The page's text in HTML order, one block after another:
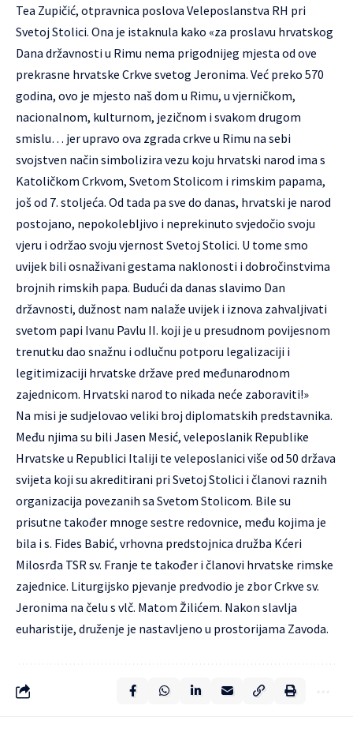
Tea Zupičić, otpravnica poslova Veleposlanstva RH pri
Svetoj Stolici. Ona je istaknula kako «za proslavu hrvatskog
Dana državnosti u Rimu nema prigodnijeg mjesta od ove
prekrasne hrvatske Crkve svetog Jeronima. Već preko 570
godina, ovo je mjesto naš dom u Rimu, u vjerničkom,
nacionalnom, kulturnom, jezičnom i svakom drugom
smislu… jer upravo ova zgrada crkve u Rimu na sebi
svojstven način simbolizira vezu koju hrvatski narod ima s
Katoličkom Crkvom, Svetom Stolicom i rimskim papama,
još od 7. stoljeća. Od tada pa sve do danas, hrvatski je narod
postojano, nepokolebljivo i neprekinuto svjedočio svoju
vjeru i održao svoju vjernost Svetoj Stolici. U tome smo
uvijek bili osnaživani gestama naklonosti i dobročinstvima
brojnih rimskih papa. Budući da danas slavimo Dan
državnosti, dužnost nam nalaže uvijek i iznova zahvaljivati
svetom papi Ivanu Pavlu II. koji je u presudnom povijesnom
trenutku dao snažnu i odlučnu potporu legalizaciji i
legitimizaciji hrvatske države pred međunarodnom
zajednicom. Hrvatski narod to nikada neće zaboraviti!»
Na misi je sudjelovao veliki broj diplomatskih predstavnika.
Među njima su bili Jasen Mesić, veleposlanik Republike
Hrvatske u Republici Italiji te veleposlanici više od 50 država
svijeta koji su akreditirani pri Svetoj Stolici i članovi raznih
organizacija povezanih sa Svetom Stolicom. Bile su
prisutne također mnoge sestre redovnice, među kojima je
bila i s. Fides Babić, vrhovna predstojnica družba Kćeri
Milosrđa TSR sv. Franje te također i članovi hrvatske rimske
zajednice. Liturgijsko pjevanje predvodio je zbor Crkve sv.
Jeronima na čelu s vlč. Matom Žilićem. Nakon slavlja
euharistije, druženje je nastavljeno u prostorijama Zavoda.